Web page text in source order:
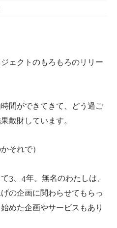
ェクトのもろもろのリリー
間ができてきて、どう過ご
散財しています。
それで）
3、4年。無名のわたしは、
の企画に関わらせてもらっ
めた企画やサービスもあり